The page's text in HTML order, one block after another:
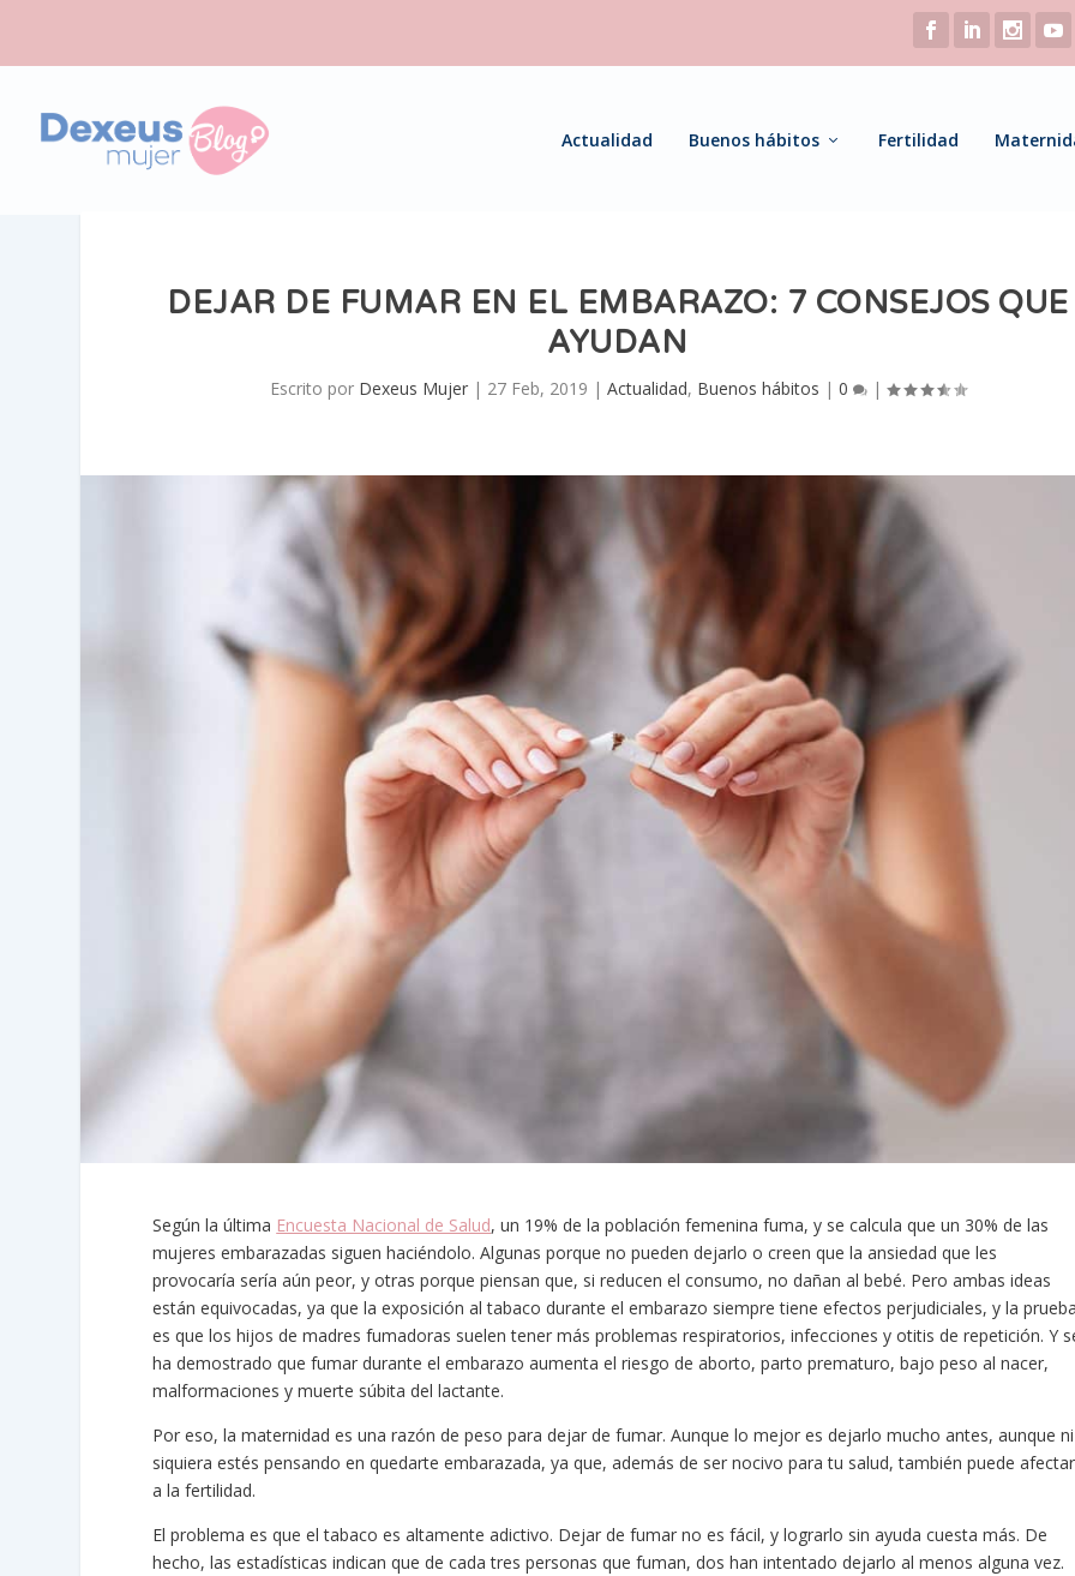
Actualidad Buenos hábitos Fertilidad
DEJAR DE FUMAR EN EL EMBARAZO: 7 CONSEJOS QUE
AYUDAN
Escrito por Dexeus Mujer| 27 Feb, 2019 | Actualidad, Buenos hábitos | 0 |
Según la última Encuesta Nacional de Salud, un 19% de la población femenina fuma, y se calcula que un 30% de las
mujeres embarazadas siguen haciéndolo. Algunas porque no pueden dejarlo o creen que la ansiedad que les
provocaría sería aún peor, y otras porque piensan que, si reducen el consumo, no dañan al bebé. Pero ambas ideas
están equivocadas, ya que la exposición al tabaco durante el embarazo siempre tiene efectos perjudiciales, y la
es que los hijos de madres fumadoras suelen tener más problemas respiratorios, infecciones y otitis de repetición. Y
ha demostrado que fumar durante el embarazo aumenta el riesgo de aborto, parto prematuro, bajo peso al nacer,
malformaciones y muerte súbita del lactante.
Por eso, la maternidad es una razón de peso para dejar de fumar. Aunque lo mejor es dejarlo mucho antes, aunque ni
siquiera estés pensando en quedarte embarazada, ya que, además de ser nocivo para tu salud, también puede afectar
a la fertilidad.
El problema es que el tabaco es altamente adictivo. Dejar de fumar no es fácil, y lograrlo sin ayuda cuesta más. De
hecho, las estadísticas indican que de cada tres personas que fuman, dos han intentado dejarlo al menos alguna vez.